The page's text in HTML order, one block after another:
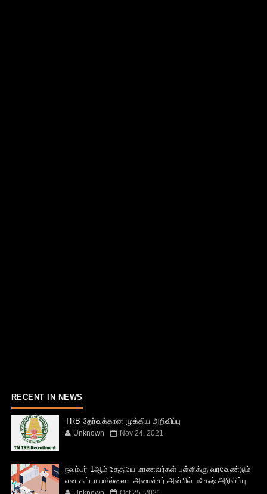
RECENT IN NEWS
TRB தேர்வுக்கான முக்கிய அறிவிப்பு
Unknown Nov 24, 2021
நவம்பர் 1ஆம் தேதியே மாணவர்கள் பள்ளிக்கு வரவேண்டும்
என கட்டாயமில்லை - அமைச்சர் அன்பில் மகேஷ் அறிவிப்பு